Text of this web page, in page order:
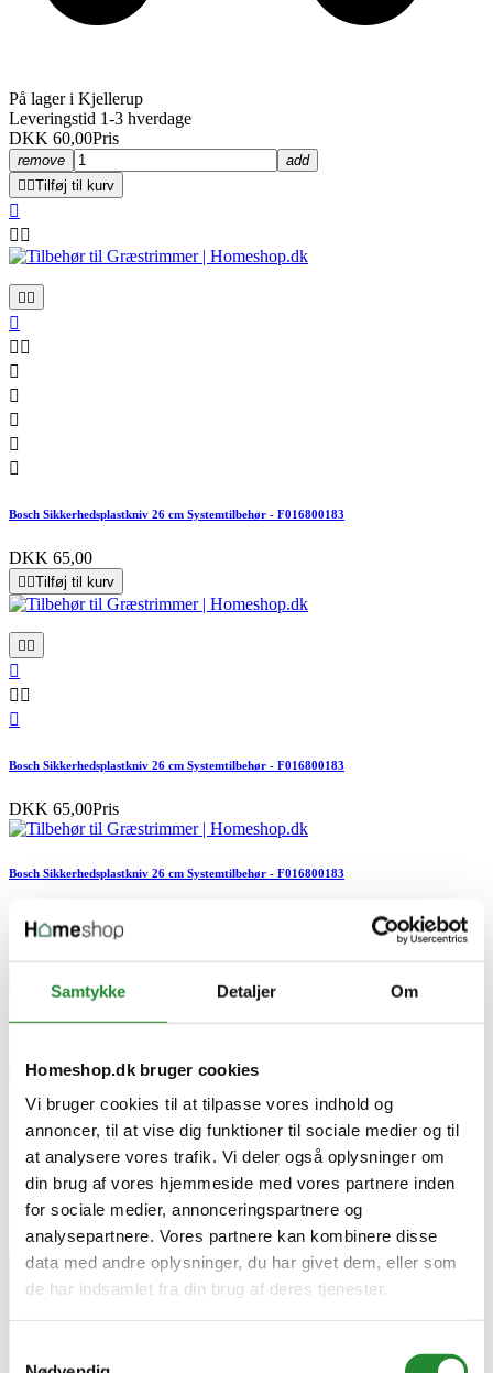
Samtykke Detaljer Om
Homeshop.dk bruger cookies
Vi bruger cookies til at tilpasse vores indhold og
annoncer, til at vise dig funktioner til sociale medier og til
at analysere vores trafik. Vi deler også oplysninger om
din brug af vores hjemmeside med vores partnere inden
for sociale medier, annonceringspartnere og
analysepartnere. Vores partnere kan kombinere disse
data med andre oplysninger, du har givet dem, eller som
de har indsamlet fra din brug af deres tjenester.
På lager i Kjellerup
Leveringstid 1-3 hverdage
DKK 60,00Pris
remove
add
 Tilføj til kurv

 
 

 





Bosch Sikkerhedsplastkniv 26 cm Systemtilbehør - F016800183
DKK 65,00
 Tilføj til kurv
 

 

Bosch Sikkerhedsplastkniv 26 cm Systemtilbehør - F016800183
DKK 65,00Pris
Bosch Sikkerhedsplastkniv 26 cm Systemtilbehør - F016800183
Tilbehør til Græstrimmer
Bosch Sikkerhedsplastkniv 26 cm Systemtilbehør - F016800183
